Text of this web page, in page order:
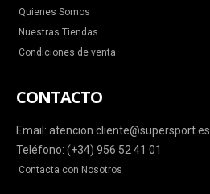
Quienes Somos
Nuestras Tiendas
Condiciones de venta
CONTACTO
Email: atencion.cliente@supersport.es
Teléfono: (+34) 956 52 41 01
Contacta con Nosotros